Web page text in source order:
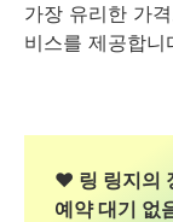
가장 유리한 가
비스를 제공합니
❤️ 링 링지의
예약 대기 없